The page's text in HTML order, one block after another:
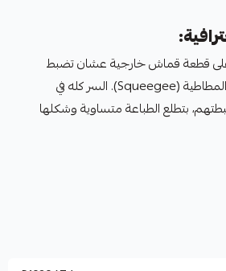
على قطعة قماش خارجية عشان تضبط
ضغطة يدك بالمسطرة المطاطية (Squeegee). السر كله في
بتطلع الطباعة متساوية وشكلها